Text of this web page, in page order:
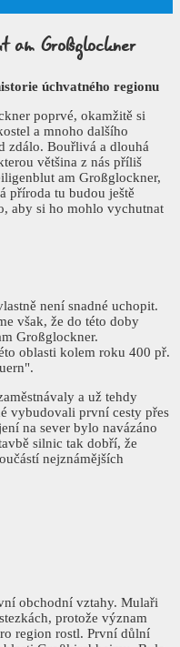
am Großglockner
úchvatného regionu
poprvé, okamžitě si
a mnoho dalšího
zdálo. Bouřlivá a dlouhá
většina z nás příliš
am Großglockner,
příroda tu budou ještě
aby si ho mohlo vychutnat
není snadné uchopit.
však, že do této doby
Großglockner.
oblasti kolem roku 400 př.
a už tehdy
vybudovali první cesty přes
na sever bylo navázáno
silnic tak dobří, že
nejznámějších
obchodní vztahy. Mulaři
protože význam
region rostl. První důlní